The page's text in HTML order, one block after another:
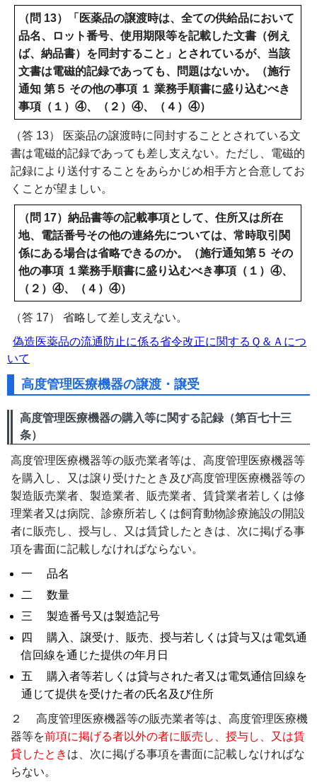
（問 13）「医薬品の譲渡時は、全ての供給品において
品名、ロット番号、使用期限等を記載した文書（例え
ば、納品書）を同封すること」とされているが、当該
文書は電磁的記録であっても、問題はないか。（施行
通知 第５ その他の事項 １ 業務手順書に盛り込むべき
事項（１）④、（２）④、（４）④）
（答 13） 医薬品の譲渡時に同封することとされている文
書は電磁的記録であっても差し支えない。ただし、電磁的
記録により送付することをあらかじめ相手方と合意してお
くことが望ましい。
（問 17）納品書等の記載事項として、住所又は所在
地、電話番号その他の連絡先については、常時取引関
係にある場合は省略できるのか。（施行通知第５ その
他の事項 １業務手順書に盛り込むべき事項（１）④、
（２）④、（４）④）
（答 17） 省略して差し支えない。
偽造医薬品の流通防止に係る省令改正に関するＱ＆Ａにつ
いて
高度管理医療機器の譲渡・譲受
高度管理医療機器の購入等に関する記録（第百七十三
条）
高度管理医療機器等の販売業者等は、高度管理医療機器等
を購入し、又は譲り受けたとき及び高度管理医療機器等の
製造販売業者、製造業者、販売業者、賃貸業者若しくは修
理業者又は病院、診療所若しくは飼育動物診療施設の開設
者に販売し、授与し、又は賃貸したときは、次に掲げる事
項を書面に記載しなければならない。
一 品名
二 数量
三 製造番号又は製造記号
四 購入、譲受け、販売、授与若しくは貸与又は電気通
信回線を通じた提供の年月日
五 購入者等若しくは貸与された者又は電気通信回線を
通じて提供を受けた者の氏名及び住所
２ 高度管理医療機器等の販売業者等は、高度管理医療機
器等を前項に掲げる者以外の者に販売し、授与し、又は賃
貸したとき は、次に掲げる事項を書面に記載しなければな
らない。